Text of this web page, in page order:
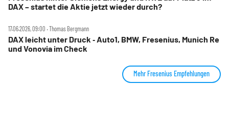
DAX – startet die Aktie jetzt wieder durch?
17.06.2026, 09:00 ‧ Thomas Bergmann
DAX leicht unter Druck ‑ Auto1, BMW, Fresenius, Munich Re
und Vonovia im Check
Mehr Fresenius Empfehlungen